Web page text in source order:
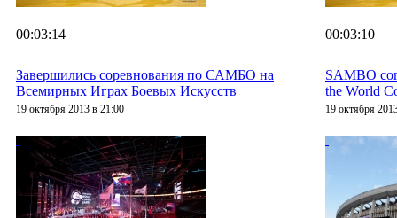
00:03:14
Завершились соревнования по САМБО на
Всемирных Играх Боевых Искусств
19 октября 2013 в 21:00
00:03:10
SAMBO
the World
19 октября